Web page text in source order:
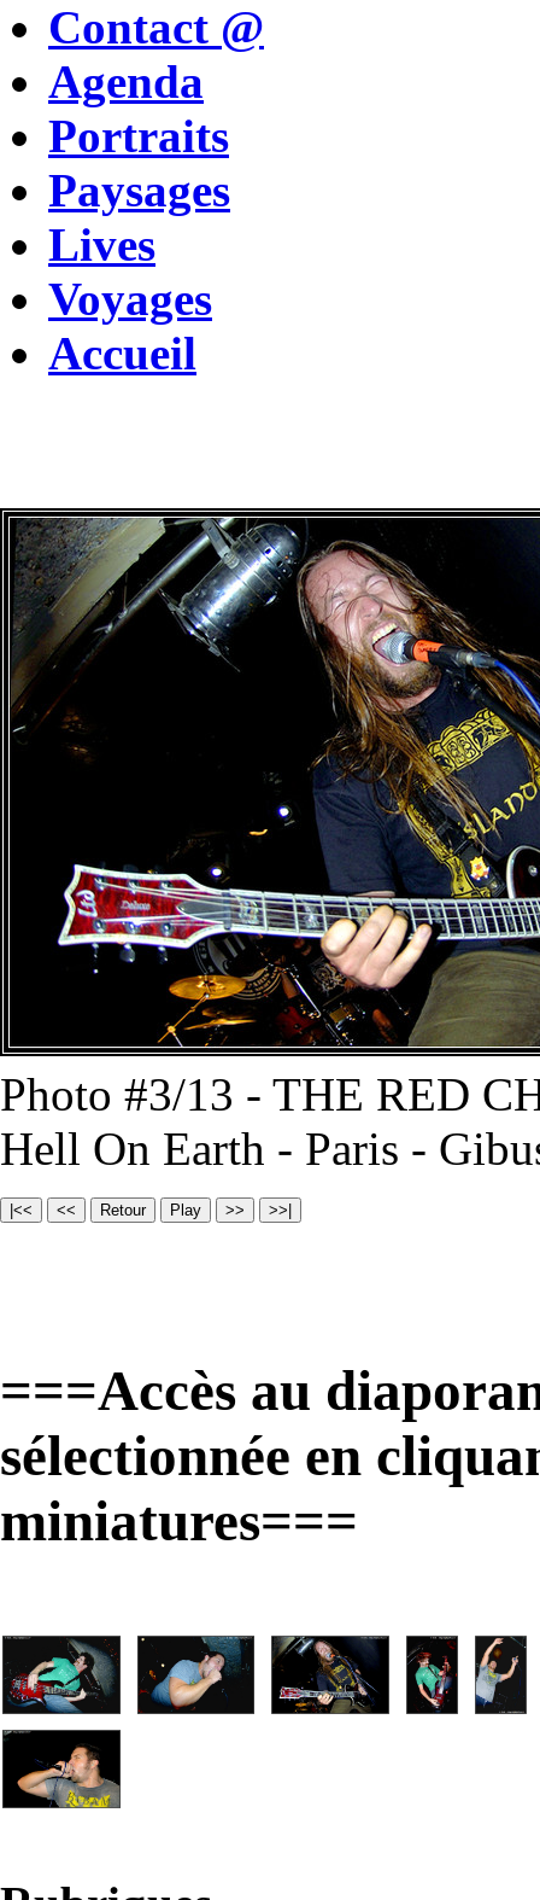
Contact @
Agenda
Portraits
Paysages
Lives
Voyages
Accueil
Photo #3/13 - THE RED
Hell On Earth - Paris -
===Accès au
sélectionnée en
miniatures===